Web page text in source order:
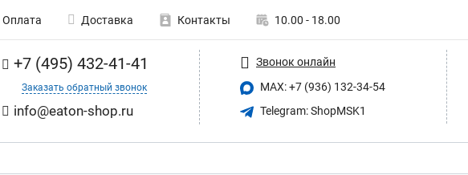
Оплата Доставка Контакты 10.00 - 18.00
+7 (495) 432-41-41
Заказать обратный звонок
info@eaton-shop.ru
Звонок онлайн
MAX: +7 (936) 132-34-54
Telegram: ShopMSK1